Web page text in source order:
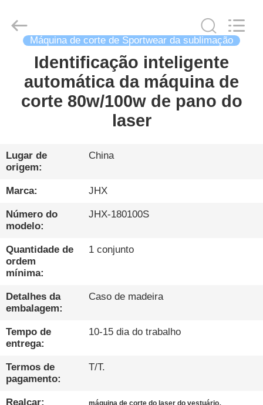
PRODUTOS
NÓS
VISITA
À
FÁBRICA
CONTROLE
QUALIDADE
CONTATE-
NOS
NOTÍCIAS
Photoelectric
Co.,Ltd.
Máquina de corte de Sportwear da sublimação
Identificação inteligente
automática da máquina de
corte 80w/100w de pano do
laser
Lugar de
origem:
China
Marca: JHX
Número do
modelo:
JHX-180100S
Quantidade de
ordem
mínima:
1 conjunto
Detalhes da
embalagem:
Caso de madeira
Tempo de
entrega:
10-15 dia do trabalho
Termos de
pagamento:
T/T.
Realçar: ,